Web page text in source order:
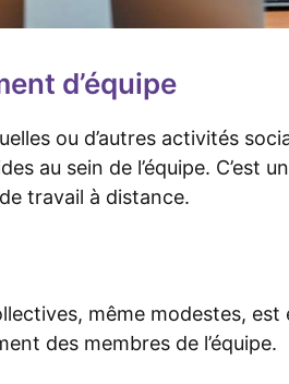
d’équipe
ou d’autres activités
au sein de l’équipe. C’est
travail à distance.
même modestes, est
des membres de l’équipe.